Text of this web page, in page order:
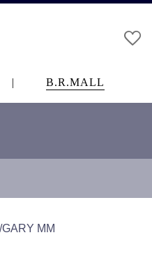
| B.R.MALL
MM